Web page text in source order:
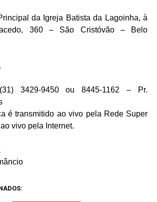
da Igreja Batista da Lagoinha, à
360 – São Cristóvão – Belo
3429-9450 ou 8445-1162 – Pr.
é transmitido ao vivo pela Rede Super
ao vivo pela Internet.